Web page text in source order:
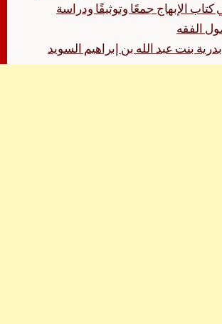
كتاب الإبهاج جمعًا وتوثيقًا ودراسة
الفقه
بدرية بنت عبد الله بن إبراهيم السويد